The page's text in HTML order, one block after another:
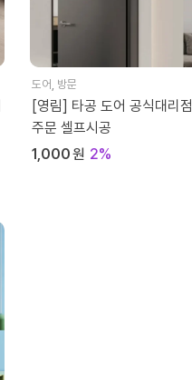
도어 방문
[영림] 타공 도어 공식대리
주문 셀프시공
1,000원 2%